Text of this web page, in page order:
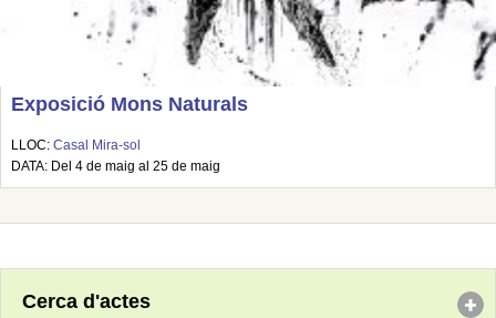
Exposició Mons Naturals
LLOC: Casal Mira-sol
DATA: Del 4 de maig al 25 de maig
Cerca d'actes